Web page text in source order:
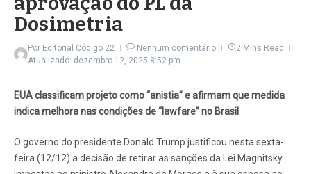
Dosimetria
Por Editorial Código 22 Nenhum comentário
2 Mins Read
Atualizado: dezembro 12, 2025 8:52 pm
EUA classificam projeto como “anistia” e afirmam que medida
indica melhora nas condições de “lawfare” no Brasil
O governo do presidente Donald Trump justificou nesta sexta-
feira (12/12) a decisão de retirar as sanções da Lei Magnitsky